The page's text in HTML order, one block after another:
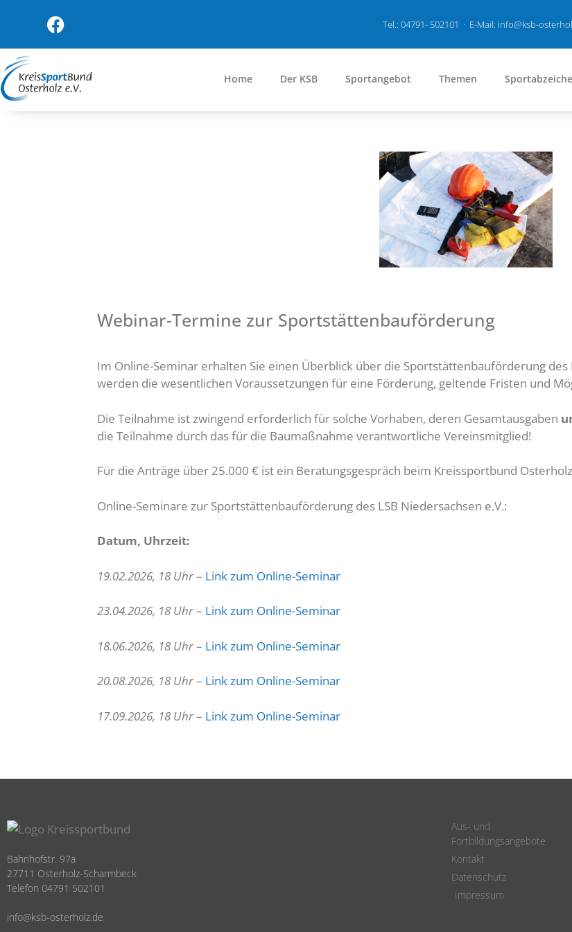
Tel.: 04791- 502101 · E-Mail: info@ksb-
Home Der KSB Sportangebot Themen
Webinar-Termine zur Sportstättenbauförderung
Im Online-Seminar erhalten Sie einen Überblick über die Sportstättenbauförderung
werden die wesentlichen Voraussetzungen für eine Förderung, geltende Fristen und
Die Teilnahme ist zwingend erforderlich für solche Vorhaben, deren Gesamtausgaben
die Teilnahme durch das für die Baumaßnahme verantwortliche Vereinsmitglied!
Für die Anträge über 25.000 € ist ein Beratungsgespräch beim Kreissportbund
Online-Seminare zur Sportstättenbauförderung des LSB Niedersachsen e.V.:
Datum, Uhrzeit:
19.02.2026, 18 Uhr– Link zum Online-Seminar
23.04.2026, 18 Uhr– Link zum Online-Seminar
18.06.2026, 18 Uhr– Link zum Online-Seminar
20.08.2026, 18 Uhr– Link zum Online-Seminar
17.09.2026, 18 Uhr– Link zum Online-Seminar
Bahnhofstr. 97a
27711 Osterholz-Scharmbeck
Telefon 04791 502101
info@ksb-osterholz.de
Aus- und
Fortbildungsangebote
Kontakt
Datenschutz
Impressum